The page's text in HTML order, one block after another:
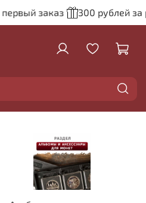
заказ 300 рублей за